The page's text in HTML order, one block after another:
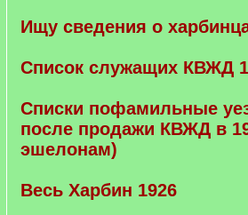
Ищу сведения о
Список служащих КВЖД
Списки пофамильные
после продажи КВЖД в
эшелонам)
Весь Харбин 1926